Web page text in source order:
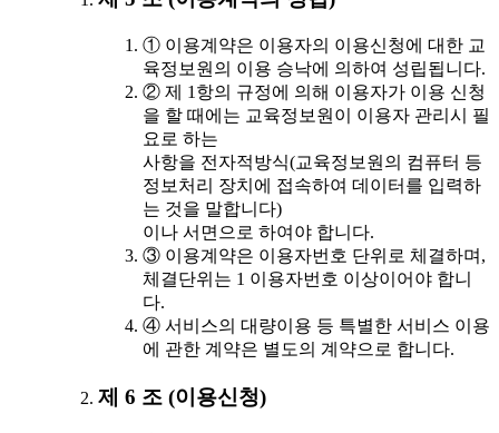
① 이용계약은 이용자의 이용신청에 대한 교
육정보원의 이용 승낙에 의하여 성립됩니다.
② 제 1항의 규정에 의해 이용자가 이용 신청
을 할 때에는 교육정보원이 이용자 관리시 필
요로 하는
사항을 전자적방식(교육정보원의 컴퓨터 등
정보처리 장치에 접속하여 데이터를 입력하
는 것을 말합니다)
이나 서면으로 하여야 합니다.
③ 이용계약은 이용자번호 단위로 체결하며,
체결단위는 1 이용자번호 이상이어야 합니
다.
④ 서비스의 대량이용 등 특별한 서비스 이용
에 관한 계약은 별도의 계약으로 합니다.
제 6 조 (이용신청)